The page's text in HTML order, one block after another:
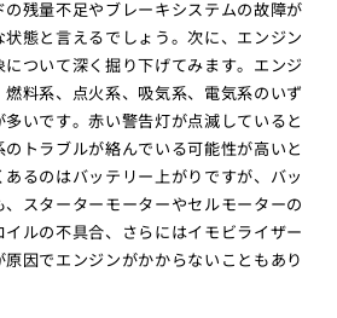
残量不足やブレーキシステムの故障が
態と言えるでしょう。次に、エンジン
ついて深く掘り下げてみます。エンジ
料系、点火系、吸気系、電気系のいず
いです。赤い警告灯が点滅していると
トラブルが絡んでいる可能性が高いと
るのはバッテリー上がりですが、バッ
スターターモーターやセルモーターの
ルの不具合、さらにはイモビライザー
因でエンジンがかからないこともあり